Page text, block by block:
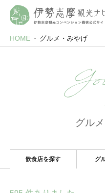
HOME グルメ・みやげ
グル
飲食店を探す グ